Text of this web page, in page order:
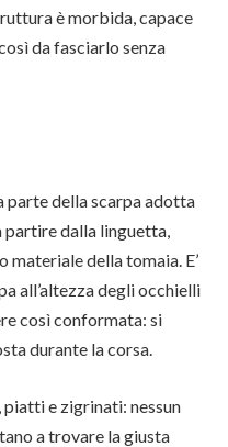
è morbida, capace
da fasciarlo senza
parte della scarpa adotta
partire dalla linguetta,
materiale della tomaia. E’
all’altezza degli occhielli
così conformata: si
durante la corsa.
e zigrinati: nessun
a trovare la giusta